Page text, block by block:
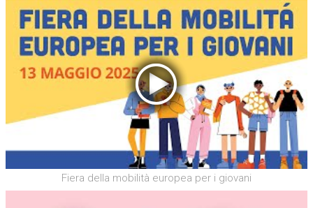
Fiera della mobilità europea per i giovani